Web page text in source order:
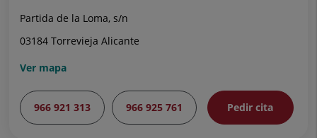
Partida de la Loma, s/n
03184 Torrevieja Alicante
Ver mapa
966 921 313 966 925 761 Pedir cita